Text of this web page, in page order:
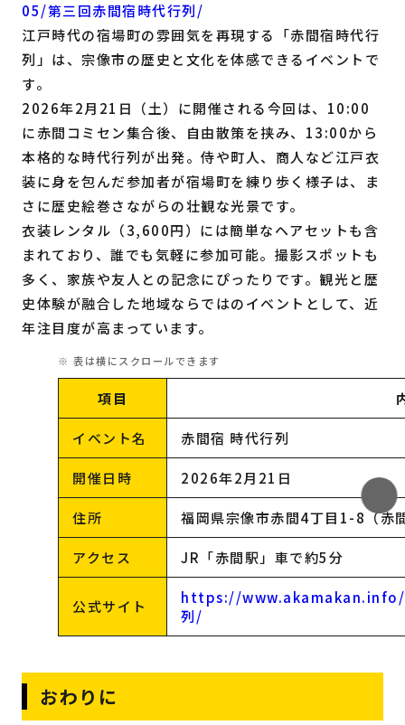
05/第三回赤間宿時代行列/
江戸時代の宿場町の雰囲気を再現する「赤間宿時代行
列」は、宗像市の歴史と文化を体感できるイベントで
す。
2026年2月21日（土）に開催される今回は、10:00
に赤間コミセン集合後、自由散策を挟み、13:00から
本格的な時代行列が出発。侍や町人、商人など江戸衣
装に身を包んだ参加者が宿場町を練り歩く様子は、ま
さに歴史絵巻さながらの壮観な光景です。
衣装レンタル（3,600円）には簡単なヘアセットも含
まれており、誰でも気軽に参加可能。撮影スポットも
多く、家族や友人との記念にぴったりです。観光と歴
史体験が融合した地域ならではのイベントとして、近
年注目度が高まっています。
項目
イベント名 赤間宿 時代行列
開催日時 2026年2月21日
住所 福岡県宗像市赤間4丁目1-8（赤
アクセス JR「赤間駅」車で約5分
公式サイト
https://www.akamakan.info/
列/
おわりに